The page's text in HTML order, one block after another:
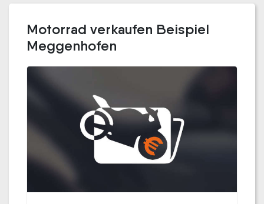
Motorrad verkaufen Beispiel
Meggenhofen